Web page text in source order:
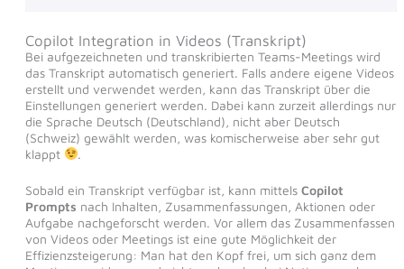
Copilot Integration in Videos (Transkript)
Bei aufgezeichneten und transkribierten Teams-Meetings wird
das Transkript automatisch generiert. Falls andere eigene Videos
erstellt und verwendet werden, kann das Transkript über die
Einstellungen generiert werden. Dabei kann zurzeit allerdings nur
die Sprache Deutsch (Deutschland), nicht aber Deutsch
(Schweiz) gewählt werden, was komischerweise aber sehr gut
klappt
.
Sobald ein Transkript verfügbar ist, kann mittels Copilot
Prompts nach Inhalten, Zusammenfassungen, Aktionen oder
Aufgabe nachgeforscht werden. Vor allem das Zusammenfassen
von Videos oder Meetings ist eine gute Möglichkeit der
Effizienzsteigerung: Man hat den Kopf frei, um sich ganz dem